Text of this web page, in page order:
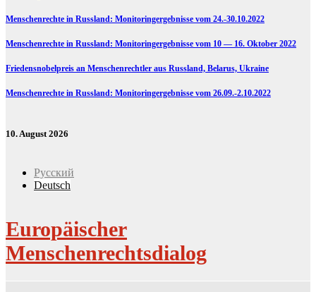
Menschenrechte in Russland: Monitoringergebnisse vom 24.-30.10.2022
Menschenrechte in Russland: Monitoringergebnisse vom 10 — 16. Oktober 2022
Friedensnobelpreis an Menschenrechtler aus Russland, Belarus, Ukraine
Menschenrechte in Russland: Monitoringergebnisse vom 26.09.-2.10.2022
10. August 2026
Русский
Deutsch
Europäischer
Menschenrechtsdialog